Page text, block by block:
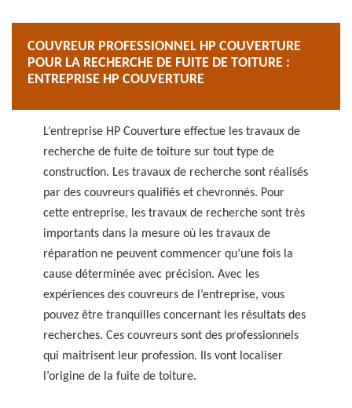
COUVREUR PROFESSIONNEL HP COUVERTURE
POUR LA RECHERCHE DE FUITE DE TOITURE :
ENTREPRISE HP COUVERTURE
L’entreprise HP Couverture effectue les travaux de
recherche de fuite de toiture sur tout type de
construction. Les travaux de recherche sont réalisés
par des couvreurs qualifiés et chevronnés. Pour
cette entreprise, les travaux de recherche sont très
importants dans la mesure où les travaux de
réparation ne peuvent commencer qu’une fois la
cause déterminée avec précision. Avec les
expériences des couvreurs de l’entreprise, vous
pouvez être tranquilles concernant les résultats des
recherches. Ces couvreurs sont des professionnels
qui maitrisent leur profession. Ils vont localiser
l’origine de la fuite de toiture.